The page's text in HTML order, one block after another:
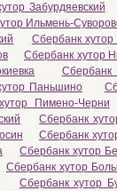
Забурдяевский
Ильмень-
Сбербанк
Сбербанк хутор
Сбербанк
Паньшино
Пимено-Черни
Сбербанк
Сбербанк
Сбербанк хутор
Сбербанк хутор
Сбербанк хутор